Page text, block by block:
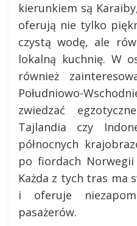
kierunkiem są
oferują nie tylko
czystą wodę, ale
lokalną kuchnię. W
również
Południowo-
zwiedzać
Tajlandia czy
północnych
po fiordach
Każda z tych tras ma
i oferuje
pasażerów.